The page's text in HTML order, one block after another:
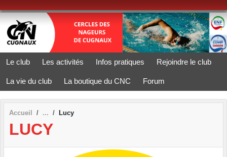
Le club Les activités Infos pratiques Rejoindre le club
La vie du club La boutique du CNC Forum
Accueil Lucy
LUCY